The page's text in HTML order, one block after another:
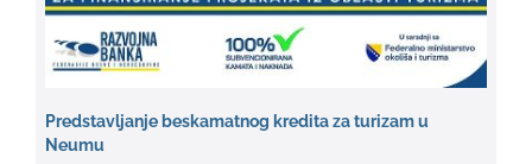
Predstavljanje beskamatnog kredita za turizam u
Neumu